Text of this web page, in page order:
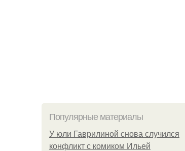
Популярные материалы
У юли Гаврилиной снова случился
конфликт с комиком Ильей